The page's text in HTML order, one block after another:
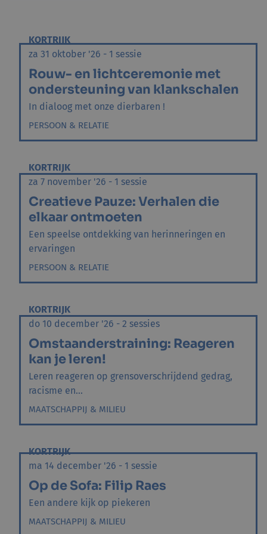
KORTRIJK
za 31 oktober '26 - 1 sessie
Rouw- en lichtceremonie met
ondersteuning van klankschalen
In dialoog met onze dierbaren !
PERSOON & RELATIE
KORTRIJK
za 7 november '26 - 1 sessie
Creatieve Pauze: Verhalen die
elkaar ontmoeten
Een speelse ontdekking van herinneringen en
ervaringen
PERSOON & RELATIE
KORTRIJK
do 10 december '26 - 2 sessies
Omstaanderstraining: Reageren
kan je leren!
Leren reageren op grensoverschrijdend gedrag,
racisme en...
MAATSCHAPPIJ & MILIEU
KORTRIJK
ma 14 december '26 - 1 sessie
Op de Sofa: Filip Raes
Een andere kijk op piekeren
MAATSCHAPPIJ & MILIEU